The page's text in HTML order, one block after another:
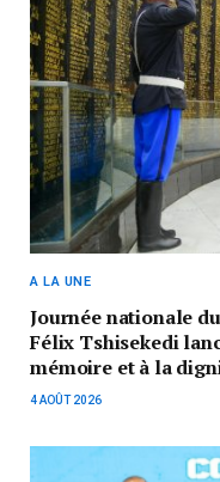
A LA UNE
Journée nationale
Félix Tshisekedi
mémoire et à la
4 AOÛT 2026